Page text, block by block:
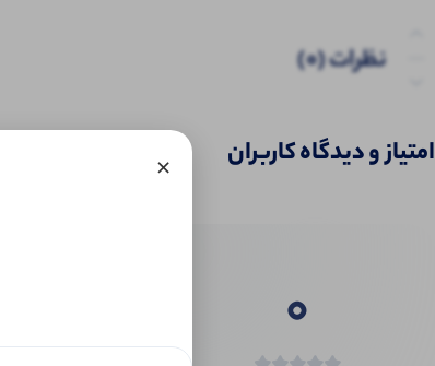
نظرات (0)
امتیاز و دیدگاه کاربران
0
×